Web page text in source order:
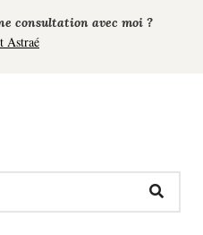
consultation avec moi ?
Astraé